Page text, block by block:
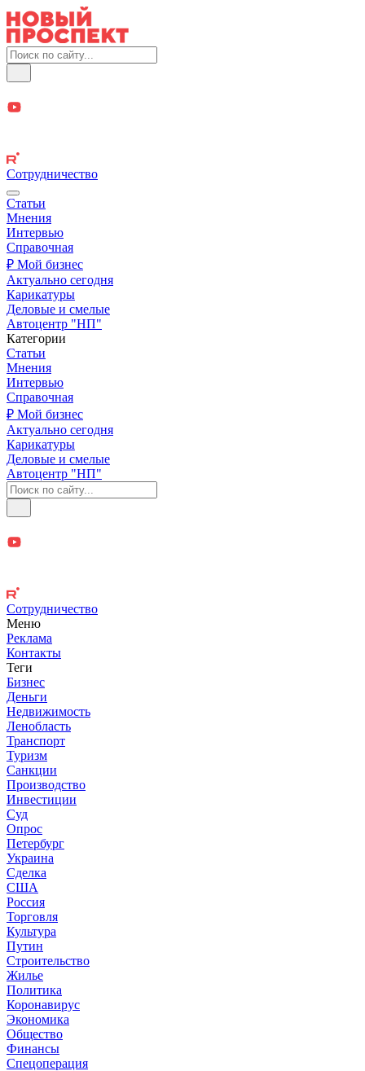
Сотрудничество
Статьи
Мнения
Интервью
Справочная
₽ Мой бизнес
Актуально сегодня
Карикатуры
Деловые и смелые
Автоцентр "НП"
Категории
Статьи
Мнения
Интервью
Справочная
₽ Мой бизнес
Актуально сегодня
Карикатуры
Деловые и смелые
Автоцентр "НП"
Сотрудничество
Меню
Реклама
Контакты
Теги
Бизнес
Деньги
Недвижимость
Ленобласть
Транспорт
Туризм
Санкции
Производство
Инвестиции
Суд
Опрос
Петербург
Украина
Сделка
США
Россия
Торговля
Культура
Путин
Строительство
Жилье
Политика
Коронавирус
Экономика
Общество
Финансы
Спецоперация